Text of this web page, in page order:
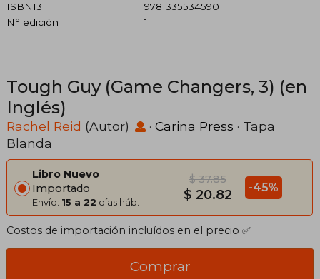
ISBN13
9781335534590
N° edición
1
Tough Guy (Game Changers, 3) (en
Inglés)
Rachel Reid (Autor) · Carina Press · Tapa
Blanda
Libro Nuevo
Importado
Envío: 15 a 22 días háb.
$ 37.85
$ 20.82 -45%
Costos de importación incluídos en el precio ✅
Comprar